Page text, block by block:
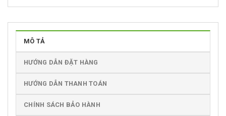
MÔ TẢ
HƯỚNG DẪN ĐẶT HÀNG
HƯỚNG DẪN THANH TOÁN
CHÍNH SÁCH BẢO HÀNH